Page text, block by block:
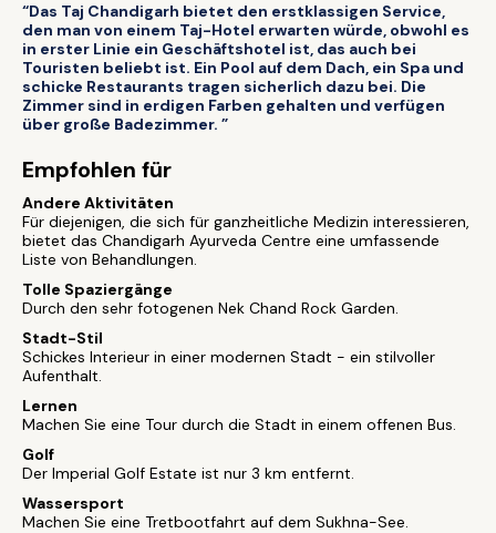
“Das Taj Chandigarh bietet den erstklassigen Service,
den man von einem Taj-Hotel erwarten würde, obwohl es
in erster Linie ein Geschäftshotel ist, das auch bei
Touristen beliebt ist. Ein Pool auf dem Dach, ein Spa und
schicke Restaurants tragen sicherlich dazu bei. Die
Zimmer sind in erdigen Farben gehalten und verfügen
über große Badezimmer. ”
Empfohlen für
Andere Aktivitäten
Für diejenigen, die sich für ganzheitliche Medizin interessieren,
bietet das Chandigarh Ayurveda Centre eine umfassende
Liste von Behandlungen.
Tolle Spaziergänge
Durch den sehr fotogenen Nek Chand Rock Garden.
Stadt-Stil
Schickes Interieur in einer modernen Stadt - ein stilvoller
Aufenthalt.
Lernen
Machen Sie eine Tour durch die Stadt in einem offenen Bus.
Golf
Der Imperial Golf Estate ist nur 3 km entfernt.
Wassersport
Machen Sie eine Tretbootfahrt auf dem Sukhna-See.